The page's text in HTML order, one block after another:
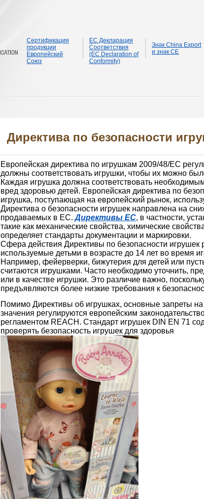
Сертификация
продукции
Европейский
Союз
ЕС Декларация
Соответствия
(EC Declaration of
Conformity)
Знак China Export
и знак CE
Директива по безопасности
Европейская директива по игрушкам 2009/48/EC
должны соответствовать игрушки, чтобы их можно
Каждая игрушка должна соответствовать
вред здоровью детей. Европейская директива по
игрушка, поступающая на европейский рынок,
Директива о безопасности игрушек направлена ​​на
продаваемых в ЕС.Директивы ЕС, в частности,
такие как механические свойства, химические
определяет стандарты документации и маркировки.
Сфера действия Директивы по безопасности игрушек
используемые детьми в возрасте до 14 лет во время
Например, фейерверки, бижутерия для детей или
считаются игрушками. Часто необходимо уточнить,
или в качестве игрушки. Это различие важно,
предъявляются более низкие требования к
Помимо Директивы об игрушках, основные запреты
значения регулируются европейским
регламентом REACH. Стандарт игрушек DIN EN 71
проверять безопасность игрушек для здоровья